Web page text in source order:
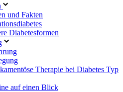
und Fakten
Diabetesformen
Therapie bei Diabetes Typ
auf einen Blick